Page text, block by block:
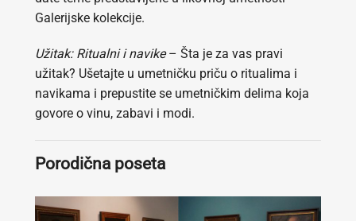
Galerijske kolekcije.
Užitak: Ritualni i navike– Šta je za vas pravi
užitak? Ušetajte u umetničku priču o ritualima i
navikama i prepustite se umetničkim delima koja
govore o vinu, zabavi i modi.
Porodična poseta